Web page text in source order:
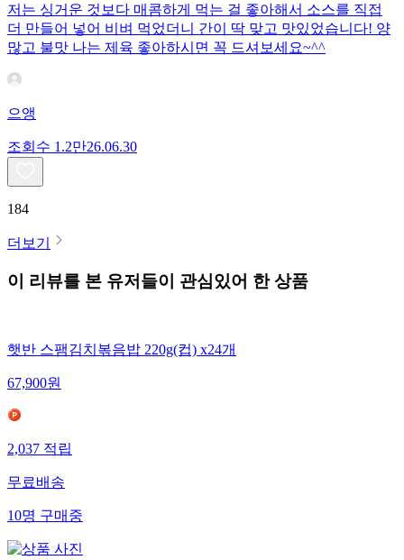
저는 싱거운 것보다 매콤하게 먹는 걸 좋아해서 소스를 직접
더 만들어 넣어 비벼 먹었더니 간이 딱 맞고 맛있었습니다! 양
많고 불맛 나는 제육 좋아하시면 꼭 드셔보세요~^^
으앵
조회수 1.2만26.06.30
184
더보기
이 리뷰를 본 유저들이 관심있어 한 상품
햇반 스팸김치볶음밥 220g(컵) x24개
67,900원
2,037 적립
무료배송
10명 구매중